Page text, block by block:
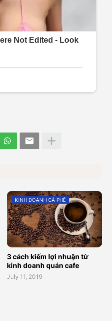
KINH DOANH CÀ PHÊ
3 cách kiếm lợi nhuận từ
kinh doanh quán cafe
July 11, 2019